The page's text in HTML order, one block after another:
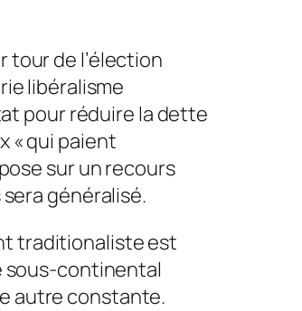
tour de l’élection
libéralisme
pour réduire la dette
« qui paient
sur un recours
généralisé.
traditionaliste est
sous-continental
autre constante.